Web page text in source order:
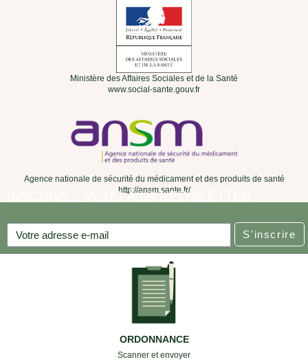
Ministère des Affaires Sociales et de la Santé
www.social-sante.gouv.fr
Agence nationale de sécurité du médicament et des produits de santé
http://ansm.sante.fr/
INSCRIVEZ-VOUS À LA NEWSLETTER
S'inscrire
ORDONNANCE
Scanner et envoyer